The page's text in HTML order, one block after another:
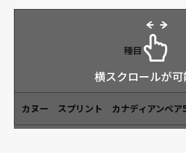
種目
カヌー スプリント カナディアンペア
横スクロールが